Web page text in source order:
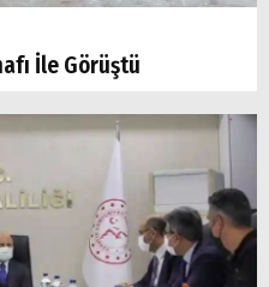
İle Görüştü